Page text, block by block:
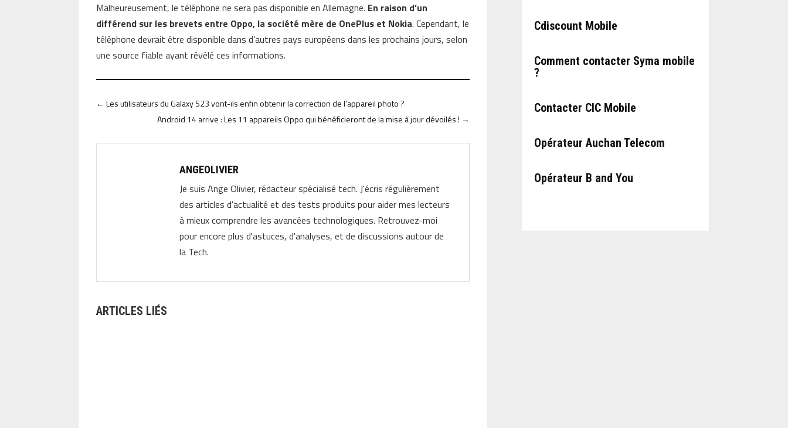
Malheureusement, le téléphone ne sera pas disponible en Allemagne. En raison d’un
différend sur les brevets entre Oppo, la société mère de OnePlus et Nokia. Cependant, le
téléphone devrait être disponible dans d’autres pays européens dans les prochains jours, selon
une source fiable ayant révélé ces informations.
←Les utilisateurs du Galaxy S23 vont-ils enfin obtenir la correction de l'appareil photo ?
Android 14 arrive : Les 11 appareils Oppo qui bénéficieront de la mise à jour dévoilés ! →
ANGEOLIVIER
Je suis Ange Olivier, rédacteur spécialisé tech. J'écris régulièrement
des articles d'actualité et des tests produits pour aider mes lecteurs
à mieux comprendre les avancées technologiques. Retrouvez-moi
pour encore plus d'astuces, d'analyses, et de discussions autour de
la Tech.
ARTICLES LIÉS
Cdiscount Mobile
Comment contacter Syma mobile
?
Contacter CIC Mobile
Opérateur Auchan Telecom
Opérateur B and You